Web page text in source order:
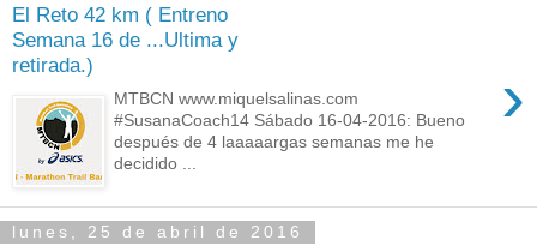
El Reto 42 km ( Entreno
Semana 16 de ...Ultima y
retirada.)
›
MTBCN www.miquelsalinas.com
#SusanaCoach14 Sábado 16-04-2016: Bueno
después de 4 laaaaargas semanas me he
decidido ...
lunes, 25 de abril de 2016